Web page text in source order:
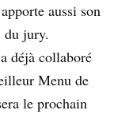
aussi son
du jury.
déjà collaboré
Menu de
le prochain